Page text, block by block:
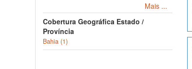
Mais ...
Cobertura Geográfica Estado /
Província
Bahia (1)